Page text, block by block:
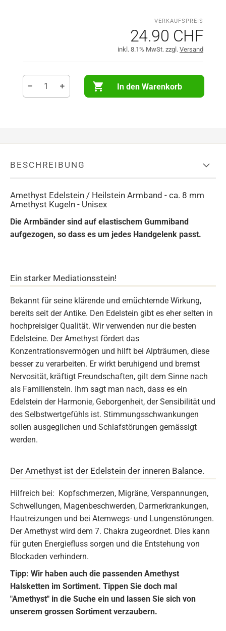
24.90 CHF
inkl. 8.1% MwSt. zzgl. Versand
In den Warenkorb
BESCHREIBUNG
Amethyst Edelstein / Heilstein Armband - ca. 8 mm
Amethyst Kugeln - Unisex
Die Armbänder sind auf elastischem Gummiband
aufgezogen, so dass es um jedes Handgelenk passt.
Ein starker Mediationsstein!
Bekannt für seine klärende und ernüchternde Wirkung,
bereits seit der Antike. Den Edelstein gibt es eher selten in
hochpreisiger Qualität. Wir verwenden nur die besten
Edelsteine. Der Amethyst fördert das
Konzentrationsvermögen und hilft bei Alpträumen, diese
besser zu verarbeiten. Er wirkt beruhigend und bremst
Nervosität, kräftigt Freundschaften, gilt dem Sinne nach
als Familienstein. Ihm sagt man nach, dass es ein
Edelstein der Harmonie, Geborgenheit, der Sensibilität und
des Selbstwertgefühls ist. Stimmungsschwankungen
sollen ausgeglichen und Schlafstörungen gemässigt
werden.
Der Amethyst ist der Edelstein der inneren Balance.
Hilfreich bei: Kopfschmerzen, Migräne, Verspannungen,
Schwellungen, Magenbeschwerden, Darmerkrankungen,
Hautreizungen und bei Atemwegs- und Lungenstörungen.
Der Amethyst wird dem 7. Chakra zugeordnet. Dies kann
für guten Energiefluss sorgen und die Entstehung von
Blockaden verhindern.
Tipp: Wir haben auch die passenden Amethyst
Halsketten im Sortiment. Tippen Sie doch mal
"Amethyst" in die Suche ein und lassen Sie sich von
unserem grossen Sortiment verzaubern.